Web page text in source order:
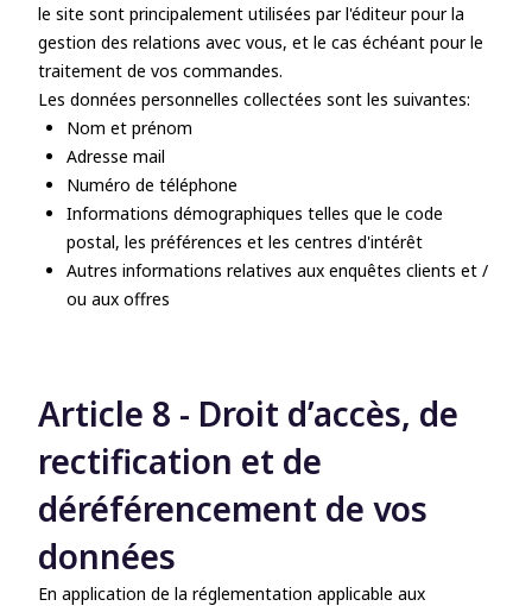
le site sont principalement utilisées par l'éditeur pour la
gestion des relations avec vous, et le cas échéant pour le
traitement de vos commandes.
Les données personnelles collectées sont les suivantes:
Nom et prénom
Adresse mail
Numéro de téléphone
Informations démographiques telles que le code
postal, les préférences et les centres d'intérêt
Autres informations relatives aux enquêtes clients et /
ou aux offres
Article 8 - Droit d’accès, de
rectification et de
déréférencement de vos
données
En application de la réglementation applicable aux